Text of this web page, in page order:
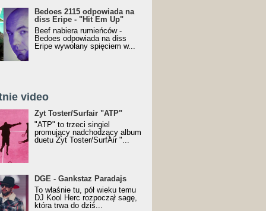
Bedoes 2115 odpowiada na
diss Eripe - "Hit Em Up"
Beef nabiera rumieńców -
Bedoes odpowiada na diss
Eripe wywołany spięciem w...
video
SurfAir - ATP VIDEO
Żyt Toster/Surfair "ATP"
"ATP" to trzeci singiel
promujący nadchodzący album
duetu Żyt Toster/SurfAir "...
z nagrodą za
Trueschoolowy
Roku (Popkillery 2023)
DGE - Gankstaz Paradajs
To właśnie tu, pół wieku temu
DJ Kool Herc rozpoczął sagę,
która trwa do dziś...